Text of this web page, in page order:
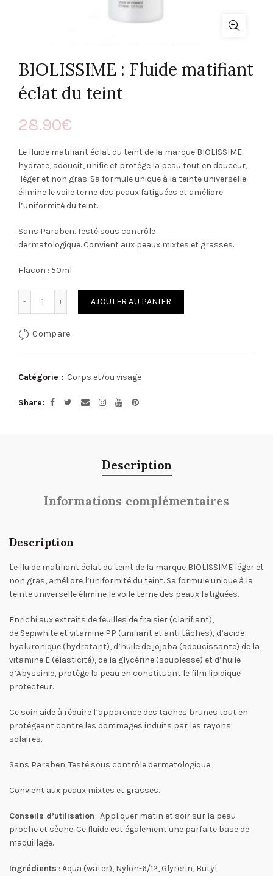
BIOLISSIME : Fluide matifiant
éclat du teint
28.90€
Le fluide matifiant éclat du teint de la marque BIOLISSIME
hydrate, adoucit, unifie et protège la peau tout en douceur,
léger et non gras. Sa formule unique à la teinte universelle
élimine le voile terne des peaux fatiguées et améliore
l’uniformité du teint.
Sans Paraben. Testé sous contrôle
dermatologique. Convient aux peaux mixtes et grasses.
Flacon : 50ml
AJOUTER AU PANIER
Compare
Catégorie : Corps et/ou visage
Share
Description
Informations complémentaires
Description
Le fluide matifiant éclat du teint de la marque BIOLISSIME léger et
non gras, améliore l’uniformité du teint. Sa formule unique à la
teinte universelle élimine le voile terne des peaux fatiguées.
Enrichi aux extraits de feuilles de fraisier (clarifiant),
de Sepiwhite et vitamine PP (unifiant et anti tâches), d’acide
hyaluronique (hydratant), d’huile de jojoba (adoucissante) de la
vitamine E (élasticité), de la glycérine (souplesse) et d’huile
d’Abyssinie, protège la peau en constituant le film lipidique
protecteur.
Ce soin aide à réduire l’apparence des taches brunes tout en
protégeant contre les dommages induits par les rayons
solaires.
Sans Paraben. Testé sous contrôle dermatologique.
Convient aux peaux mixtes et grasses.
Conseils d’utilisation : Appliquer matin et soir sur la peau
proche et sèche. Ce fluide est également une parfaite base de
maquillage.
Ingrédients : Aqua (water), Nylon-6/12, Glyrerin, Butyl